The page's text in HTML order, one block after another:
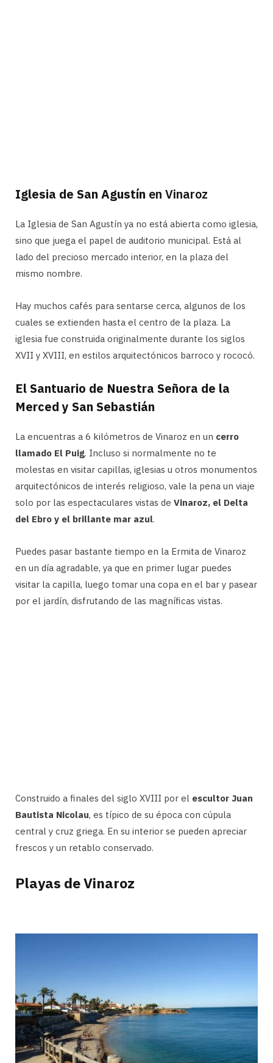
Iglesia de San Agustín en Vinaroz
La Iglesia de San Agustín ya no está abierta como iglesia,
sino que juega el papel de auditorio municipal. Está al
lado del precioso mercado interior, en la plaza del
mismo nombre.
Hay muchos cafés para sentarse cerca, algunos de los
cuales se extienden hasta el centro de la plaza. La
iglesia fue construida originalmente durante los siglos
XVII y XVIII, en estilos arquitectónicos barroco y rococó.
El Santuario de Nuestra Señora de la
Merced y San Sebastián
La encuentras a 6 kilómetros de Vinaroz en un cerro
llamado El Puig. Incluso si normalmente no te
molestas en visitar capillas, iglesias u otros monumentos
arquitectónicos de interés religioso, vale la pena un viaje
solo por las espectaculares vistas de Vinaroz, el Delta
del Ebro y el brillante mar azul.
Puedes pasar bastante tiempo en la Ermita de Vinaroz
en un día agradable, ya que en primer lugar puedes
visitar la capilla, luego tomar una copa en el bar y pasear
por el jardín, disfrutando de las magníficas vistas.
Construido a finales del siglo XVIII por el escultor Juan
Bautista Nicolau, es típico de su época con cúpula
central y cruz griega. En su interior se pueden apreciar
frescos y un retablo conservado.
Playas de Vinaroz